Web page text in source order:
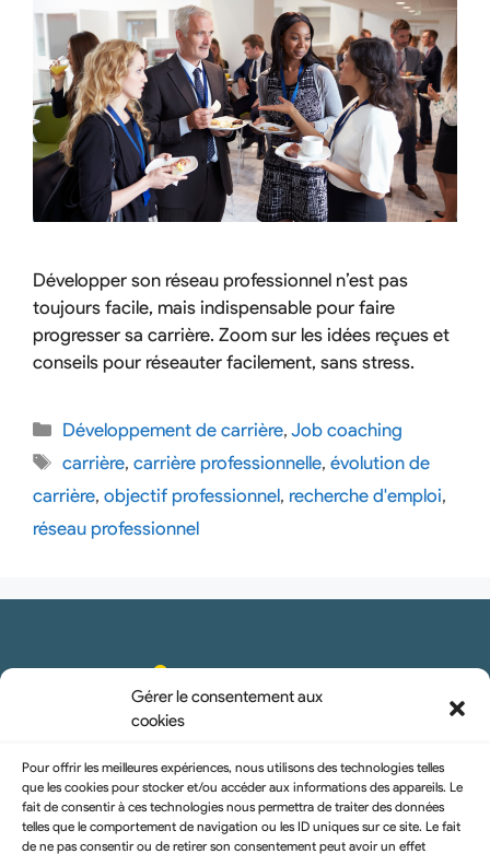
Gérer le consentement aux
cookies
Pour offrir les meilleures expériences, nous utilisons des technologies telles
que les cookies pour stocker et/ou accéder aux informations des appareils. Le
fait de consentir à ces technologies nous permettra de traiter des données
telles que le comportement de navigation ou les ID uniques sur ce site. Le fait
de ne pas consentir ou de retirer son consentement peut avoir un effet
Développer son réseau professionnel n’est pas
toujours facile, mais indispensable pour faire
progresser sa carrière. Zoom sur les idées reçues et
conseils pour réseauter facilement, sans stress.
Développement de carrière,Job coaching
carrière,carrière professionnelle,évolution de
carrière, objectif professionnel, recherche d'emploi,
réseau professionnel
hello@uraise.pro